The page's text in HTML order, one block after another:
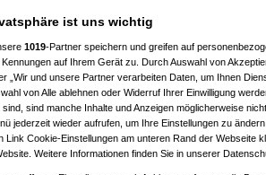
ETWAS hab ihr bekommen.. (
ETWAS hab ihr bekommen..
ETWAS hab ihr bekommen..
monster23
am
hab ihr bekommen..
female
am 23.12.2008,
hab ihr bekommen..( User6465am
hab ihr bekommen..(playazam 23.12.2008,
hab ihr bekommen..(Ardjanam 23.12.2008,
ETWAS hab ihr bekommen..(monster23am
hab ihr bekommen..(User284am 23.12.2008,
hab ihr bekommen..(Diallam 23.12.2008, 09:01:20)
hab ihr bekommen.. (ddrobescham
ETWAS hab ihr bekommen..
ist uns wichtig
1019-Partner speichern und greifen auf
Kennungen auf Ihrem Gerät zu. Durch Auswahl von
„Wir und unsere Partner verarbeiten Daten, um Ihnen
von Alle ablehnen oder Widerruf Ihrer Einwilligung
sind manche Inhalte und Anzeigen möglicherweise
jederzeit wieder aufrufen, um Ihre Einstellungen zu
Link Cookie-Einstellungen am unteren Rand der Webseite
Weitere Informationen finden Sie in unserer